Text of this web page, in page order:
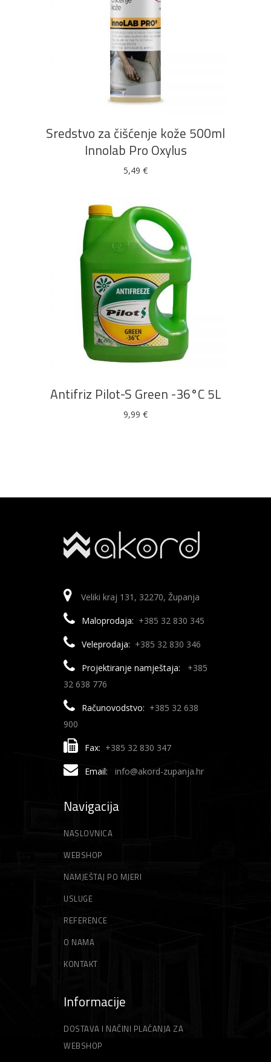
DODAJ U KOŠARICU
Sredstvo za čišćenje kože 500ml
Innolab Pro Oxylus
5,49 €
DODAJ U KOŠARICU
Antifriz Pilot-S Green -36°C 5L
9,99 €
Veliki kraj 131, 32270, Županja
Maloprodaja: +385 32 830 345
Veleprodaja: +385 32 830 346
Projektiranje namještaja:
+385
32 638 776
Računovodstvo: +385 32 638
900
Fax: +385 32 830 347
Email: info@akord-zupanja.hr
Navigacija
NASLOVNICA
WEBSHOP
NAMJEŠTAJ PO MJERI
USLUGE
REFERENCE
O NAMA
KONTAKT
Informacije
DOSTAVA I NAČINI PLAĆANJA ZA
WEBSHOP